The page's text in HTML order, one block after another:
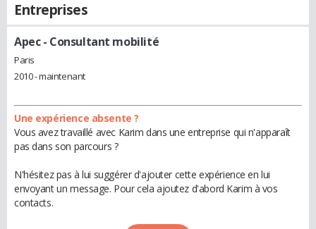
Entreprises
Apec- Consultant mobilité
Paris
2010 - maintenant
Une expérience absente ?
Vous avez travaillé avec Karim dans une entreprise qui n'apparaît
pas dans son parcours ?
N'hésitez pas à lui suggérer d'ajouter cette expérience en lui
envoyant un message. Pour cela ajoutez d'abord Karim à vos
contacts.